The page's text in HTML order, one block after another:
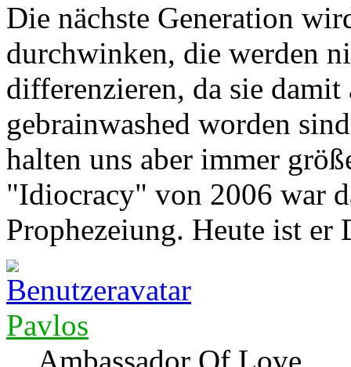
Die nächste Generation
durchwinken, die werden
differenzieren, da sie damit
gebrainwashed worden
halten uns aber immer
"Idiocracy" von 2006 war
Prophezeiung. Heute ist er
Pavlos